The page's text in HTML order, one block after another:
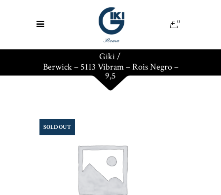
0
Giki/
Berwick – 5113 Vibram – Rois Negro –
9,5
SOLD OUT